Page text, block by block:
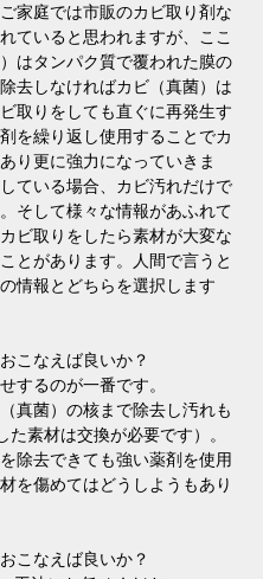
家庭では市販のカビ取り剤な
ていると思われますが、ここ
はタンパク質で覆われた膜の
去しなければカビ（真菌）は
取りをしても直ぐに再発生す
を繰り返し使用することでカ
り更に強力になっていきま
ている場合、カビ汚れだけで
そして様々な情報があふれて
ビ取りをしたら素材が大変な
とがあります。人間で言うと
情報とどちらを選択します
こなえば良いか？
するのが一番です。
真菌）の核まで除去し汚れも
素材は交換が必要です）。
除去できても強い薬剤を使用
を傷めてはどうしようもあり
こなえば良いか？